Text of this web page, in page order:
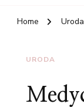
Home Uroda
URODA